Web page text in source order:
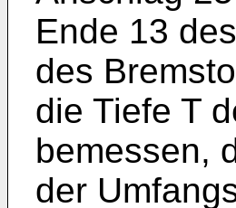
Ende 13
des
die Tiefe T
bemessen,
der